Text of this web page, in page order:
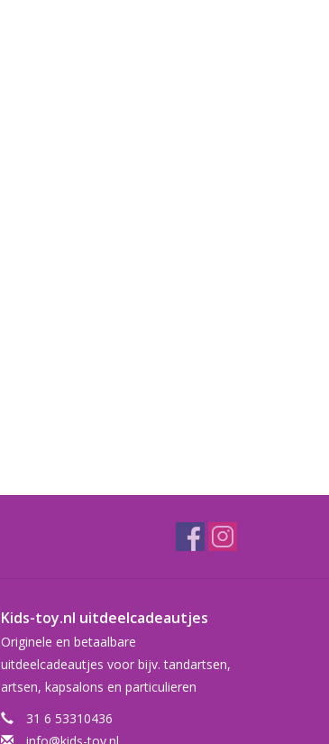
Kids-toy.nl uitdeelcadeautjes
Originele en betaalbare
uitdeelcadeautjes voor bijv. tandartsen,
artsen, kapsalons en particulieren
31 6 53310436